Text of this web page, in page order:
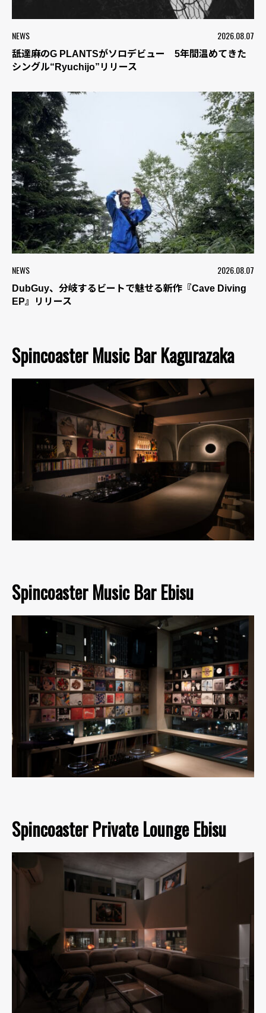
NEWS 2026.08.07
舐達麻のG PLANTSがソロデビュー 5年間温めてきた
シングル“Ryuchijo”リリース
NEWS 2026.08.07
DubGuy、分岐するビートで魅せる新作『Cave Diving
EP』リリース
Spincoaster Music Bar Kagurazaka
Spincoaster Music Bar Ebisu
Spincoaster Private Lounge Ebisu